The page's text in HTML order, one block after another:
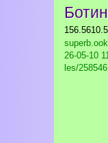
26-05-10
les/